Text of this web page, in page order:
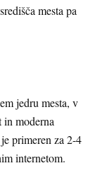
mesta pa
jedru mesta, v
in moderna
primeren za 2-4
internetom.